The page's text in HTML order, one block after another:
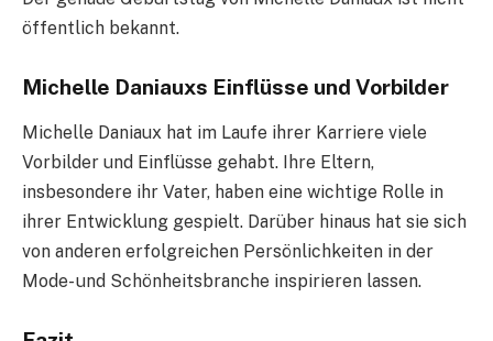
öffentlich bekannt.
Michelle Daniauxs Einflüsse und Vorbilder
Michelle Daniaux hat im Laufe ihrer Karriere viele
Vorbilder und Einflüsse gehabt. Ihre Eltern,
insbesondere ihr Vater, haben eine wichtige Rolle in
ihrer Entwicklung gespielt. Darüber hinaus hat sie sich
von anderen erfolgreichen Persönlichkeiten in der
Mode- und Schönheitsbranche inspirieren lassen.